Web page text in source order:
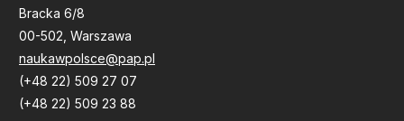
Bracka 6/8
00-502, Warszawa
naukawpolsce@pap.pl
(+48 22) 509 27 07
(+48 22) 509 23 88